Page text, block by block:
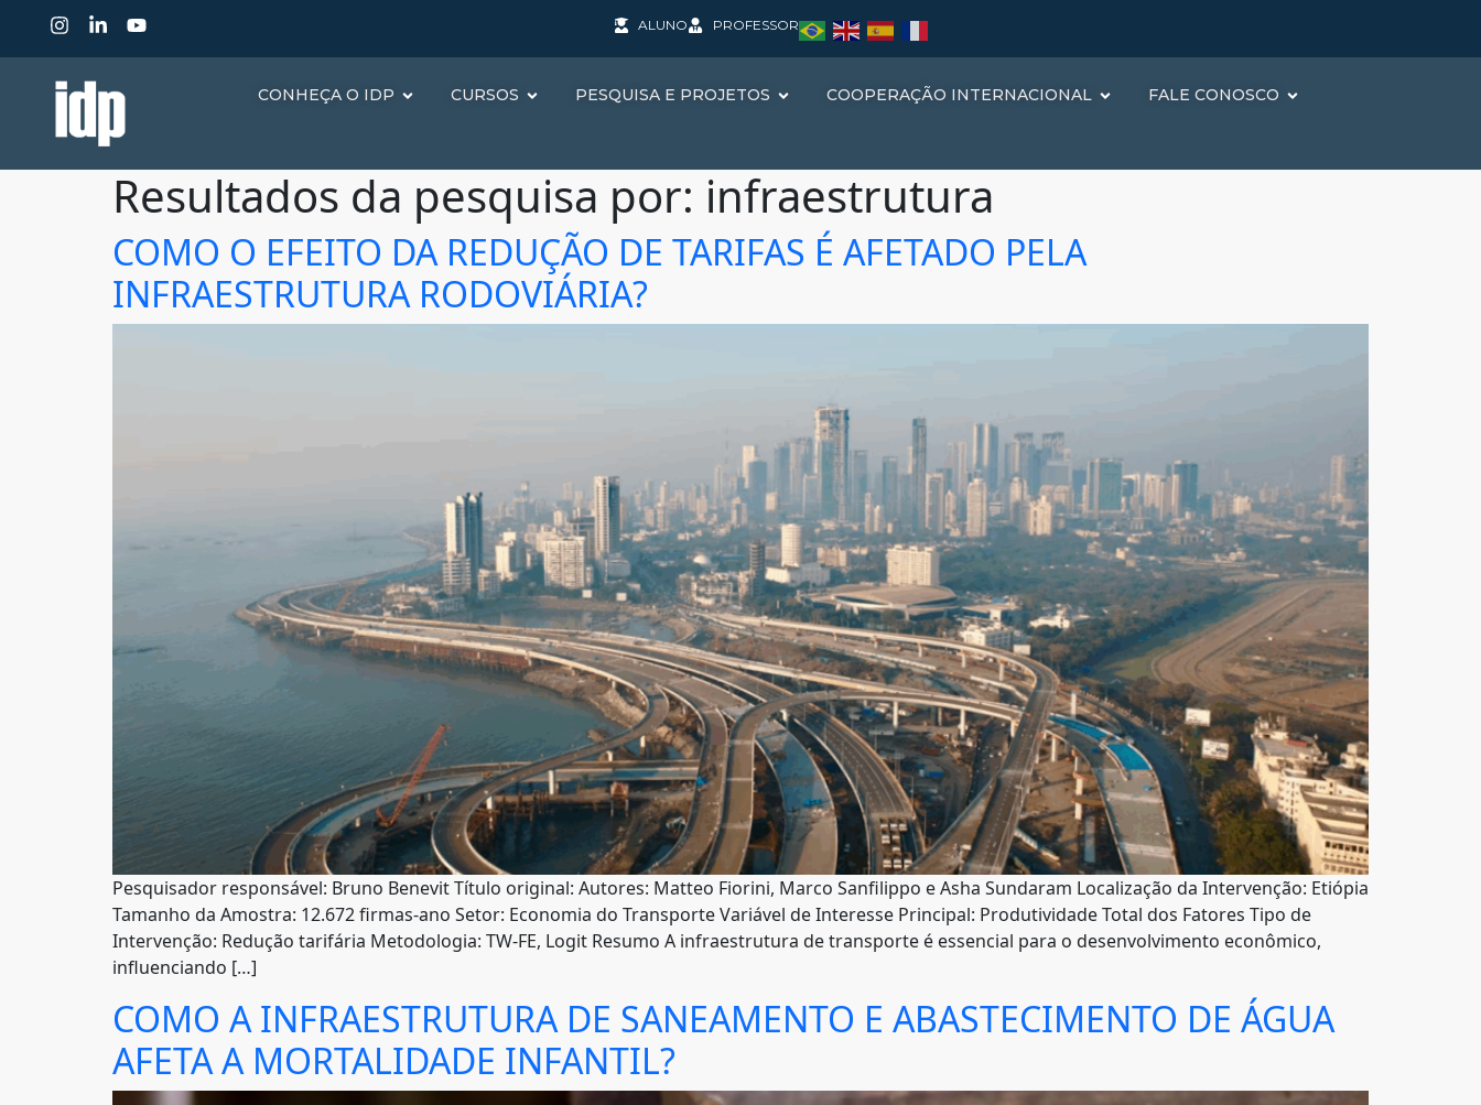
ALUNO PROFESSOR
CONHEÇA O IDP CURSOS PESQUISA E PROJETOS COOPERAÇÃO INTERNACIONAL FALE CONOSCO
Resultados da pesquisa por: infraestrutura
COMO O EFEITO DA REDUÇÃO DE TARIFAS É AFETADO PELA
INFRAESTRUTURA RODOVIÁRIA?
Pesquisador responsável: Bruno Benevit Título original: Autores: Matteo Fiorini, Marco Sanfilippo e Asha Sundaram Localização da Intervenção: Etiópia
Tamanho da Amostra: 12.672 firmas-ano Setor: Economia do Transporte Variável de Interesse Principal: Produtividade Total dos Fatores Tipo de
Intervenção: Redução tarifária Metodologia: TW-FE, Logit Resumo A infraestrutura de transporte é essencial para o desenvolvimento econômico,
influenciando […]
COMO A INFRAESTRUTURA DE SANEAMENTO E ABASTECIMENTO DE ÁGUA
AFETA A MORTALIDADE INFANTIL?